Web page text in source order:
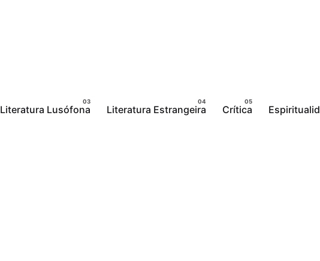
Literatura Lusófona Literatura Estrangeira Crítica